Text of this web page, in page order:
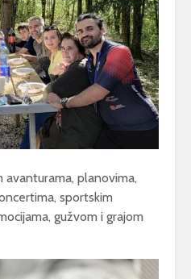
avanturama, planovima,
sportskim
gužvom i grajom